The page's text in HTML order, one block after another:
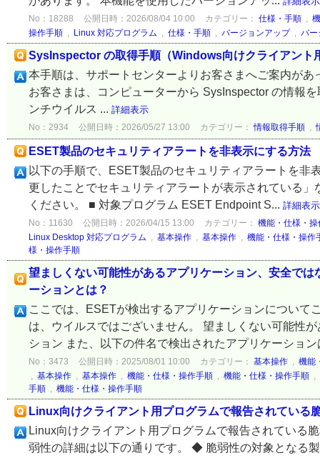
No：18288 公開日時：2026/08/04 10:00 カテゴリー： 仕様・手順 ,
操作手順 , Linux 対応プログラム , 仕様・手順 , バージョンアップ, バー
SysInspector の取得手順（Windows向けクライアント
本手順は、サポートセンターよりお客さまへご案内が
お客さまは、コンピューターから SysInspector の情報
ンチウイルス ... 詳細表示
No：2934 公開日時：2026/05/27 13:00 カテゴリー：情報取得手順 ,
ESET製品のセキュリティアラートを非表示にする方法
以下の手順で、ESET製品のセキュリティアラートを
更したことでセキュリティアラートが表示されている
ください。 ■ 対象プログラム ESET Endpoint S... 詳細表示
No：11630 公開日時：2026/04/15 13:00 カテゴリー： 機能・仕様・操
Linux Desktop 対応プログラム , 基本操作 , 基本操作 , 機能・仕様・操作
様・操作手順
望ましくない可能性があるアプリケーション、安全で
ーションとは？
ここでは、ESETが検出するアプリケーションについて
は、ウイルスではございません。 望ましくない可能性
ション また、以下の件名で検出されたアプリケーショ
No：3473 公開日時：2025/08/01 10:00 カテゴリー： 基本操作 , 機能
, 基本操作 , 基本操作 , 機能・仕様・操作手順 , 機能・仕様・操作手順 ,
手順 , 機能・仕様・操作手順
Linux向けクライアント用プログラムで報告されている
Linux向けクライアント用プログラムで報告されている
弱性の詳細は以下の通りです。 ◆ 脆弱性の対象とな